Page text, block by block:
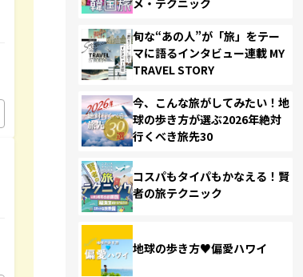
旬な“あの人”が「旅」をテー
マに語るインタビュー連載 MY
TRAVEL STORY
今、こんな旅がしてみたい！地
球の歩き方が選ぶ2026年絶対
行くべき旅先30
コスパもタイパもかなえる！賢
者の旅テクニック
地球の歩き方♥偏愛ハワイ